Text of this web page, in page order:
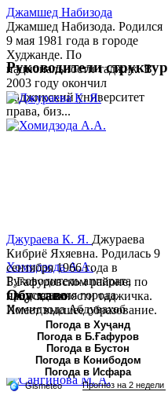
Джамшед Набизода
Джамшед Набизода. Родился
9 мая 1981 года в городе
Худжанде. По
национальности таджик. В
2003 году окончил
Таджикский университет
права, биз...
Хомидзода А.А.
Руководитель аппарата
председателя города
Хомидзода Абдувахоб
Абдумаджид родился 8
июня 1978 года в городе
Худжанде. По
национальности...
Руководители структур
Джураева К. Я. Джураева
Кибриё Яхяевна. Родилась 9
сентября 1966 года в
Б.Гафуровском районе, по
национальности таджичка.
Имеет высшее образование.
В 1997 ...
Обу хаво
Погода в Хуҷанд
Погода в Б.Ғафуров
Погода в Бустон
Погода в Конибодом
Погода в Исфара